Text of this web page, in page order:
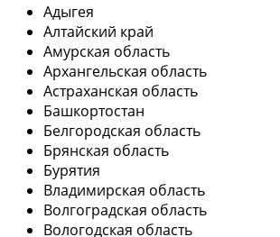
Адыгея
Алтайский край
Амурская область
Архангельская область
Астраханская область
Башкортостан
Белгородская область
Брянская область
Бурятия
Владимирская область
Волгоградская область
Вологодская область